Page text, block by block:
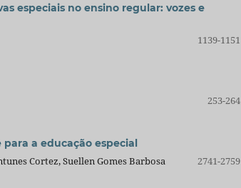
especiais no ensino regular: vozes e
1139-1151
253-264
a educação especial
Cortez, Suellen Gomes Barbosa
2741-2759